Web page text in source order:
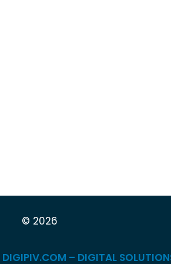
© 2026
DIGIPIV.COM – DIGITAL